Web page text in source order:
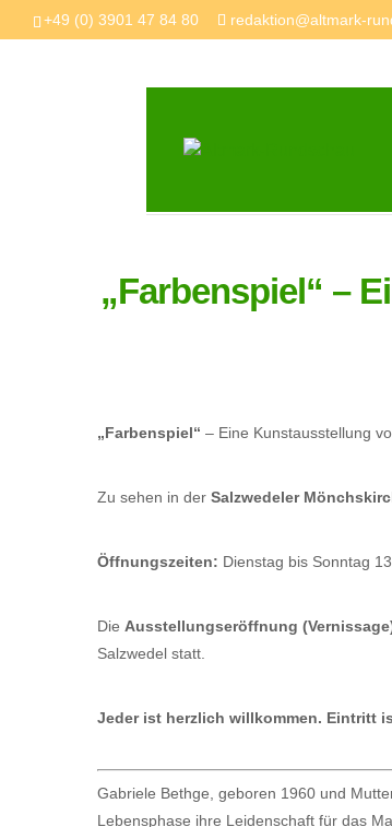
+49 (0) 3901 47 84 80 redaktion@altmark-
„Farbenspiel“ –
„Farbenspiel“ – Eine Kunstausstellung
Zu sehen in der Salzwedeler
Öffnungszeiten: Dienstag bis Sonntag
Die Ausstellungseröffnung
Salzwedel statt.
Jeder ist herzlich willkommen. Eintritt
Gabriele Bethge, geboren 1960 und
Lebensphase ihre Leidenschaft für das